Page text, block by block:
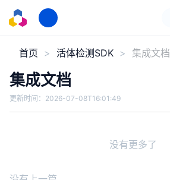
首页 活体检测SDK 集成文档
集成文档
更新时间： 2026-07-08T16:01:49
没有更多了